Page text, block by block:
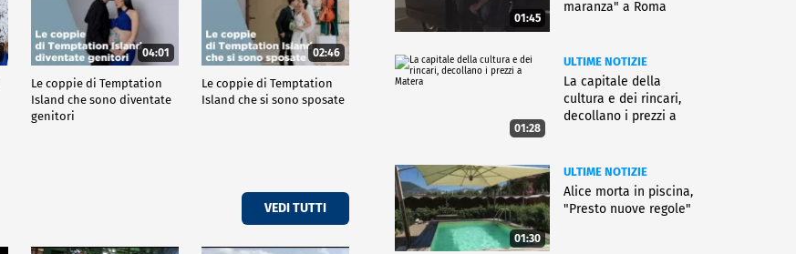
04:01
Le coppie di Temptation
Island che sono diventate
genitori
02:46
Le coppie di Temptation
Island che si sono sposate
VEDI TUTTI
01:45
maranza" a Roma
01:28
ULTIME NOTIZIE
La capitale della
cultura e dei rincari,
decollano i prezzi a
01:30
ULTIME NOTIZIE
Alice morta in piscina,
"Presto nuove regole"